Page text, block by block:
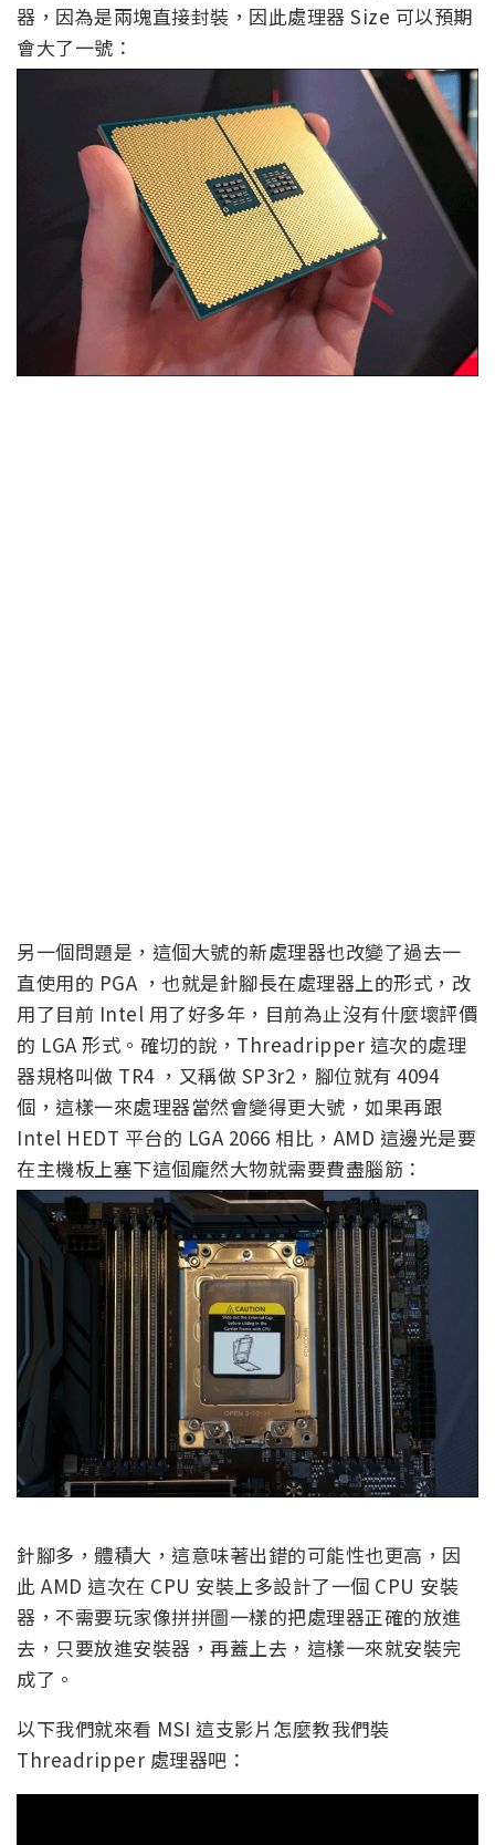
器，因為是兩塊直接封裝，因此處理器 Size 可以預期
會大了一號：
另一個問題是，這個大號的新處理器也改變了過去一
直使用的 PGA ，也就是針腳長在處理器上的形式，改
用了目前 Intel 用了好多年，目前為止沒有什麼壞評價
的 LGA 形式。確切的說，Threadripper 這次的處理
器規格叫做 TR4 ，又稱做 SP3r2，腳位就有 4094
個，這樣一來處理器當然會變得更大號，如果再跟
Intel HEDT 平台的 LGA 2066 相比，AMD 這邊光是要
在主機板上塞下這個龐然大物就需要費盡腦筋：
針腳多，體積大，這意味著出錯的可能性也更高，因
此 AMD 這次在 CPU 安裝上多設計了一個 CPU 安裝
器，不需要玩家像拼拼圖一樣的把處理器正確的放進
去，只要放進安裝器，再蓋上去，這樣一來就安裝完
成了。
以下我們就來看 MSI 這支影片怎麼教我們裝
Threadripper 處理器吧：